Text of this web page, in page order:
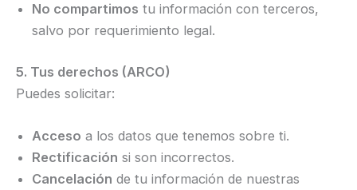
No compartimos tu información con terceros,
salvo por requerimiento legal.
5. Tus derechos (ARCO)
Puedes solicitar:
Acceso a los datos que tenemos sobre ti.
Rectificación si son incorrectos.
Cancelación de tu información de nuestras